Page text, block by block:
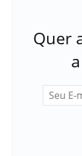
Quer